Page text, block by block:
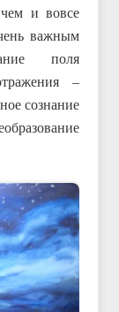
и вовсе
важным
поля
–
сознание